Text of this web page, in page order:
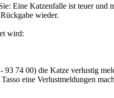
Eine Katzenfalle ist teuer
wieder.
wird:
74 00) die Katze verlustig
eine Verlustmeldungen